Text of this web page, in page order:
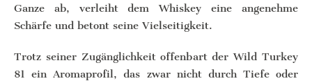
Ganze ab, verleiht dem Whiskey eine angenehme
Schärfe und betont seine Vielseitigkeit.
Trotz seiner Zugänglichkeit offenbart der Wild Turkey
81 ein Aromaprofil, das zwar nicht durch Tiefe oder